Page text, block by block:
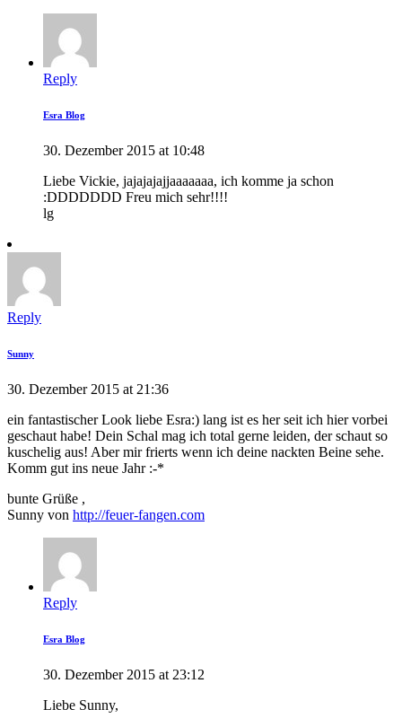
Reply
Esra Blog
30. Dezember 2015 at 10:48
Liebe Vickie, jajajajajjaaaaaaa, ich komme ja schon
:DDDDDDD Freu mich sehr!!!!
lg
Reply
Sunny
30. Dezember 2015 at 21:36
ein fantastischer Look liebe Esra:) lang ist es her seit ich hier vorbei
geschaut habe! Dein Schal mag ich total gerne leiden, der schaut so
kuschelig aus! Aber mir frierts wenn ich deine nackten Beine sehe.
Komm gut ins neue Jahr :-*
bunte Grüße ,
Sunny von http://feuer-fangen.com
Reply
Esra Blog
30. Dezember 2015 at 23:12
Liebe Sunny,